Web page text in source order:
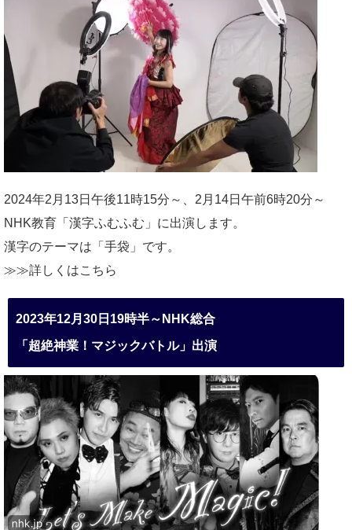
2024年2月13日午後11時15分～、2月14日午前6時20分～
NHK教育「漢字ふむふむ」に出演します。
漢字のテーマは「手袋」です。
≫≫詳しくはこちら
2023年12月30日19時半～NHK総合
「超絶神業！マジックバトル」出演